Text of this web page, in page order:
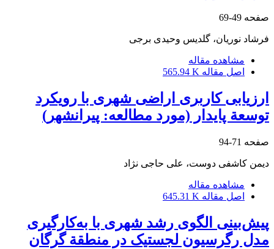
صفحه 49-69
فرشاد نوریان، گلدیس وحیدی برجی
مشاهده مقاله
اصل مقاله 565.94 K
ارزیابی کاربری اراضی شهری با رویکرد
توسعة پایدار (مورد مطالعه: پیرانشهر)
صفحه 71-94
دیمن کاشفی دوست، علی حاجی نژاد
مشاهده مقاله
اصل مقاله 645.31 K
پیش‌بینی الگوی رشد شهری با به‌کارگیری
مدل رگرسیون لجستیک در منطقة گرگان